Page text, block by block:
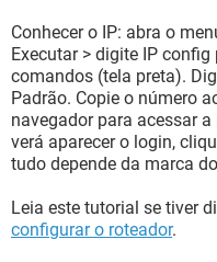
Conhecer o IP: abra o
Executar > digite IP
comandos (tela preta).
Padrão. Copie o número
navegador para acessar
verá aparecer o login,
tudo depende da marca
Leia este tutorial se tiver
configurar o roteador.